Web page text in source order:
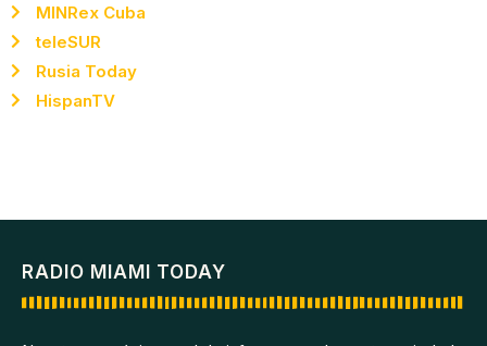
MINRex Cuba
teleSUR
Rusia Today
HispanTV
RADIO MIAMI TODAY